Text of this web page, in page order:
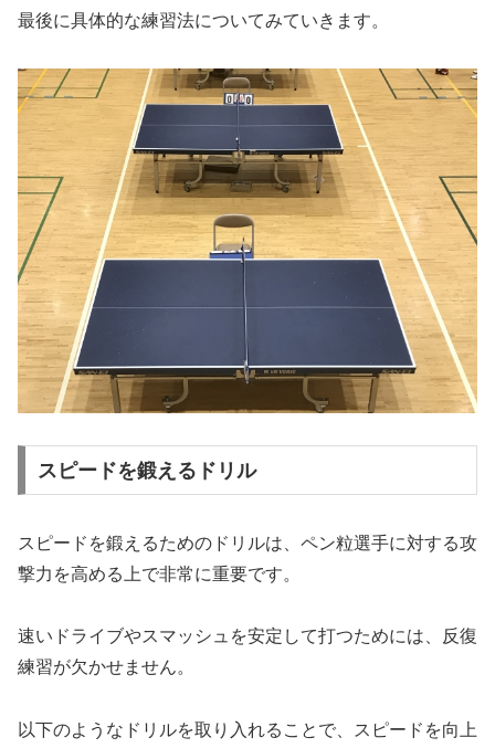
最後に具体的な練習法についてみていきます。
スピードを鍛えるドリル
スピードを鍛えるためのドリルは、ペン粒選手に対する攻
撃力を高める上で非常に重要です。
速いドライブやスマッシュを安定して打つためには、反復
練習が欠かせません。
以下のようなドリルを取り入れることで、スピードを向上